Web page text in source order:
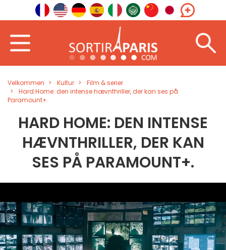
Velkommen Kultur
Film & serier
Hard Home: den intense hævnthriller, der kan ses på
Paramount+.
HARD HOME: DEN INTENSE
HÆVNTHRILLER, DER KAN
SES PÅ PARAMOUNT+.